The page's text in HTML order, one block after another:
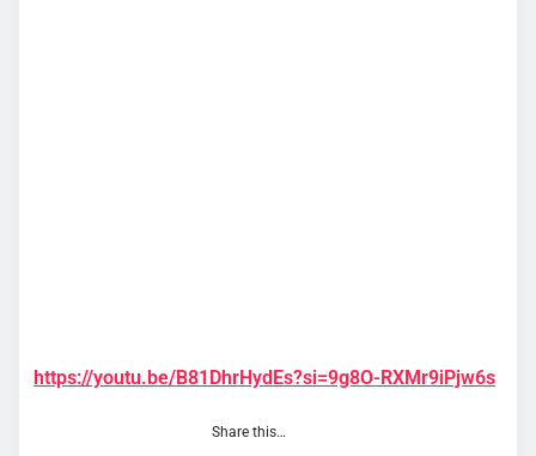
https://youtu.be/B81DhrHydEs?si=9g8O-RXMr9iPjw6s
Share this…